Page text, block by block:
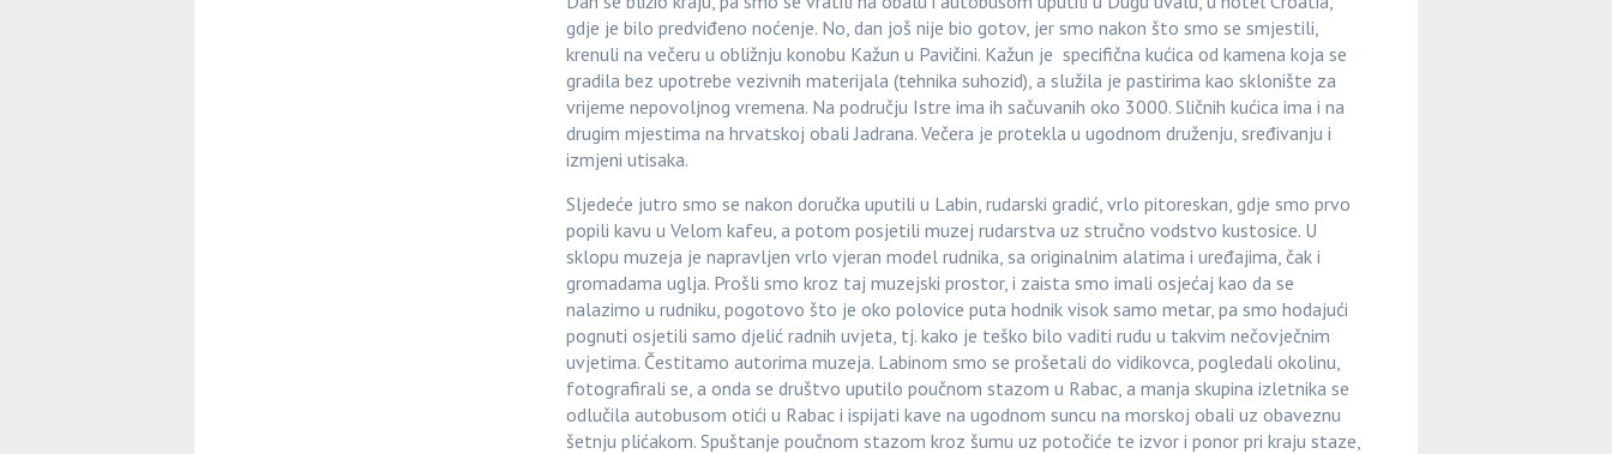
gdje je bilo predviđeno noćenje. No, dan još nije bio gotov, jer smo nakon što smo se smjestili,
krenuli na večeru u obližnju konobu Kažun u Pavičini. Kažun je specifična kućica od kamena koja se
gradila bez upotrebe vezivnih materijala (tehnika suhozid), a služila je pastirima kao sklonište za
vrijeme nepovoljnog vremena. Na području Istre ima ih sačuvanih oko 3000. Sličnih kućica ima i na
drugim mjestima na hrvatskoj obali Jadrana. Večera je protekla u ugodnom druženju, sređivanju i
izmjeni utisaka.
Sljedeće jutro smo se nakon doručka uputili u Labin, rudarski gradić, vrlo pitoreskan, gdje smo prvo
popili kavu u Velom kafeu, a potom posjetili muzej rudarstva uz stručno vodstvo kustosice. U
sklopu muzeja je napravljen vrlo vjeran model rudnika, sa originalnim alatima i uređajima, čak i
gromadama uglja. Prošli smo kroz taj muzejski prostor, i zaista smo imali osjećaj kao da se
nalazimo u rudniku, pogotovo što je oko polovice puta hodnik visok samo metar, pa smo hodajući
pognuti osjetili samo djelić radnih uvjeta, tj. kako je teško bilo vaditi rudu u takvim nečovječnim
uvjetima. Čestitamo autorima muzeja. Labinom smo se prošetali do vidikovca, pogledali okolinu,
fotografirali se, a onda se društvo uputilo poučnom stazom u Rabac, a manja skupina izletnika se
odlučila autobusom otići u Rabac i ispijati kave na ugodnom suncu na morskoj obali uz obaveznu
šetnju plićakom. Spuštanje poučnom stazom kroz šumu uz potočiće te izvor i ponor pri kraju staze,